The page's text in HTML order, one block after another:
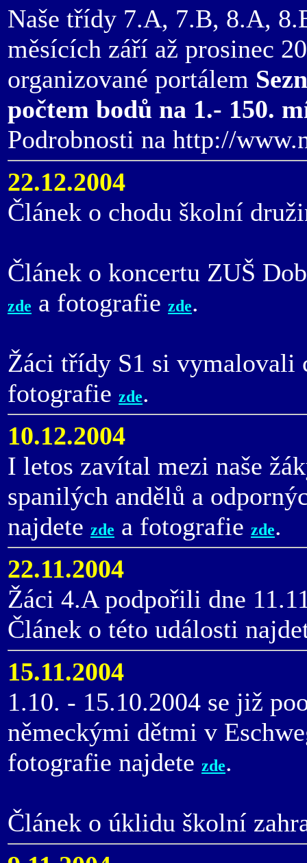
Naše třídy 7.A, 7.B, 8.A,
měsících září až prosinec
organizované portálem
počtem bodů na 1.- 150.
Podrobnosti na http://
22.12.2004
Článek o chodu školní
Článek o koncertu ZUŠ
zde a fotografie zde.
Žáci třídy S1 si vymalovali
fotografie zde.
10.12.2004
I letos zavítal mezi naše
spanilých andělů a
najdete zde a fotografie zde.
22.11.2004
Žáci 4.A podpořili dne
Článek o této události
15.11.2004
1.10. - 15.10.2004 se již
německými dětmi v
fotografie najdete zde.
Článek o úklidu školní